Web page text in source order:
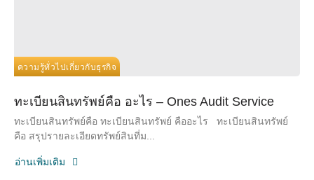
ความรู้ทั่วไปเกี่ยวกับธุรกิจ
ทะเบียนสินทรัพย์คือ อะไร – Ones Audit Service
ทะเบียนสินทรัพย์คือ ทะเบียนสินทรัพย์ คืออะไร ทะเบียนสินทรัพย์
คือ สรุปรายละเอียดทรัพย์สินที่ม...
อ่านเพิ่มเติม